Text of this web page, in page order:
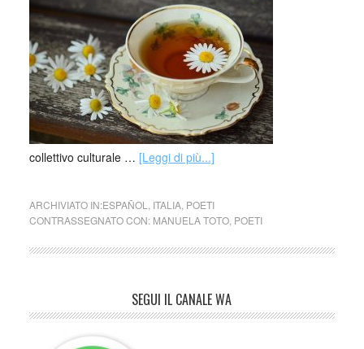
collettivo culturale … [Leggi di più...]
ARCHIVIATO IN:ESPAÑOL ITALIA, POETI
CONTRASSEGNATO CON: MANUELA TOTO, POETI
SEGUI IL CANALE WA